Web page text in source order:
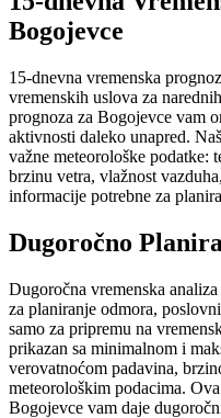
Bogojevce
15-dnevna vremenska
vremenskih uslova za
prognoza za Bogojevce vam
aktivnosti daleko unapred.
važne meteorološke podatke:
brzinu vetra, vlažnost
informacije potrebne za
Dugoročno
Dugoročna vremenska
za planiranje odmora,
samo za pripremu na
prikazan sa minimalnom i
verovatnoćom padavina,
meteorološkim podacima.
Bogojevce vam daje